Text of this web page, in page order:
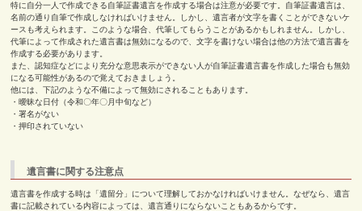
特に自分一人で作成できる自筆証書遺言を作成する場合は注意が必要です。自筆証書遺言は、
名前の通り自筆で作成しなければいけません。しかし、遺言者が文字を書くことができないケ
ースも考えられます。このような場合、代筆してもらうことがあるかもしれません。しかし、
代筆によって作成された遺言書は無効になるので、文字を書けない場合は他の方法で遺言書を
作成する必要があります。
また、認知症などにより充分な意思表示ができない人が自筆証書遺言書を作成した場合も無効
になる可能性があるので覚えておきましょう。
他には、下記のような不備によって無効にされることもあります。
・曖昧な日付（令和〇年〇月中旬など）
・署名がない
・押印されていない
遺言書に関する注意点
遺言書を作成する時は「遺留分」について理解しておかなければいけません。なぜなら、遺言
書に記載されている内容によっては、遺言通りにならないこともあるからです。